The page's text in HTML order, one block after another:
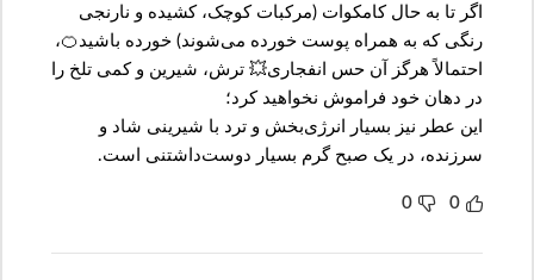
اگر تا به حال کامکوات (مرکبات کوچک، کشیده و نارنجی
رنگی که به همراه پوست خورده می‌شوند) خورده باشید🍊،
احتمالاً هرگز آن حس انفجاری💥 ترش، شیرین و کمی تلخ را
در دهان خود فراموش نخواهید کرد؛
این عطر نیز بسیار انرژی‌بخش و ترد با شیرینی شاد و
سرزنده، در یک صبح گرم بسیار دوست‌داشتنی است.
0
0